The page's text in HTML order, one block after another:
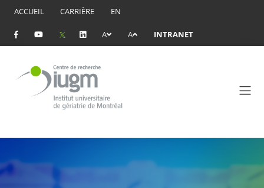
ACCUEIL CARRIÈRE EN
A A INTRANET